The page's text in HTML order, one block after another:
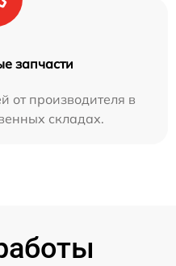
запчасти
от производителя в
складах.